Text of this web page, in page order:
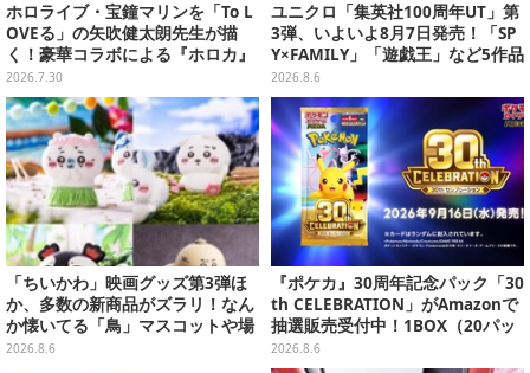
ホロライブ・宝鐘マリンを「To L
OVEる」の矢吹健太朗先生が描
く！豪華コラボによる『ホロカ』
限定カードがお披露目
2026.7.30
ユニクロ「集英社100周年UT」第
3弾、いよいよ8月7日発売！「SP
Y×FAMILY」「遊戯王」など5作品
をデザイン
2026.8.6
「ちいかわ」映画グッズ第3弾ほ
か、多数の新商品がズラリ！なん
か懐いてる「鳥」マスコットや場
面写アイテムなど必見のラインナ
2026.8.6
『ポケカ』30周年記念パック「30
th CELEBRATION」がAmazonで
抽選販売受付中！1BOX（20パッ
ク入り）
2026.8.6